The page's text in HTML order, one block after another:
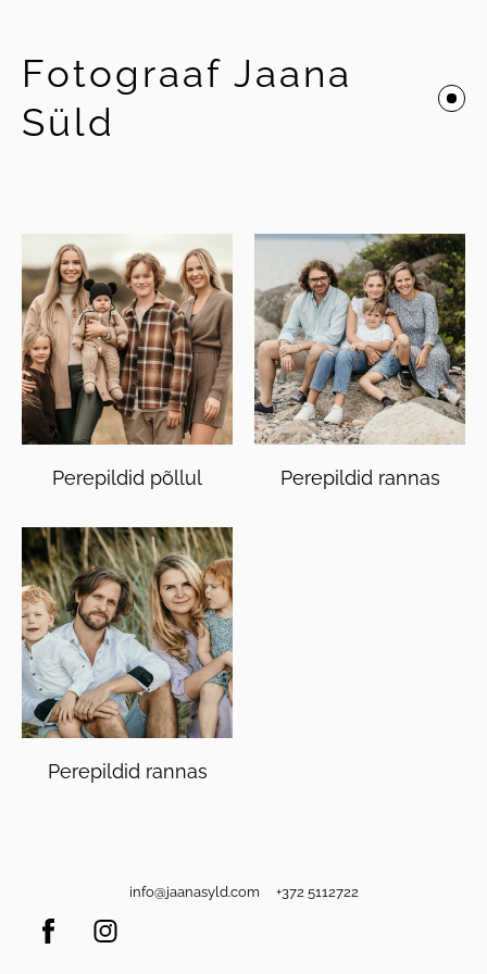
Fotograaf Jaana
Süld
Perepildid põllul Perepildid rannas
Perepildid rannas
info@jaanasyld.com +372 5112722